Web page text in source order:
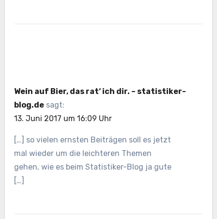
Wein auf Bier, das rat‘ ich dir. – statistiker-
blog.de sagt:
13. Juni 2017 um 16:09 Uhr
[…] so vielen ernsten Beiträgen soll es jetzt
mal wieder um die leichteren Themen
gehen, wie es beim Statistiker-Blog ja gute
[…]